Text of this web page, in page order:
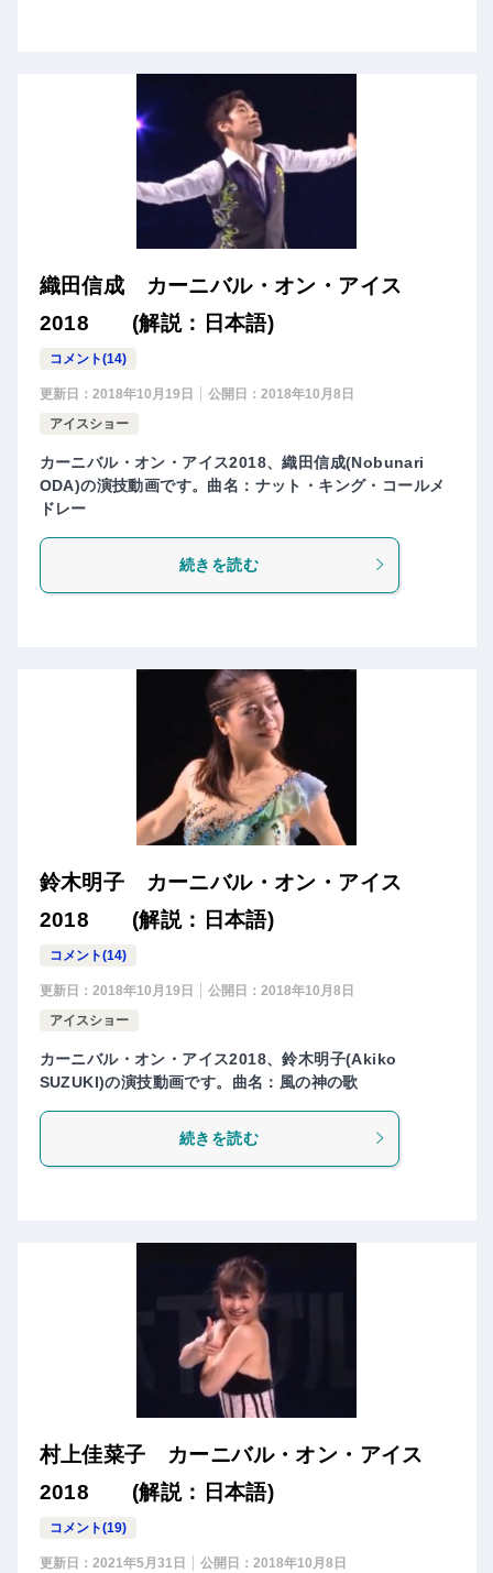
織田信成 カーニバル・オン・アイス
2018 (解説：日本語)
コメント(14)
更新日： 2018年10月19日 公開日： 2018年10月8日
アイスショー
カーニバル・オン・アイス2018、織田信成(Nobunari
ODA)の演技動画です。曲名：ナット・キング・コールメ
ドレー
続きを読む
鈴木明子 カーニバル・オン・アイス
2018 (解説：日本語)
コメント(14)
更新日： 2018年10月19日 公開日： 2018年10月8日
アイスショー
カーニバル・オン・アイス2018、鈴木明子(Akiko
SUZUKI)の演技動画です。曲名：風の神の歌
続きを読む
村上佳菜子 カーニバル・オン・アイス
2018 (解説：日本語)
コメント(19)
更新日： 2021年5月31日 公開日： 2018年10月8日